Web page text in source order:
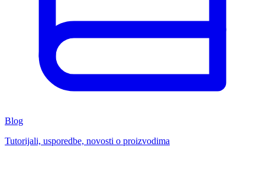
Blog
Tutorijali, usporedbe, novosti o proizvodima